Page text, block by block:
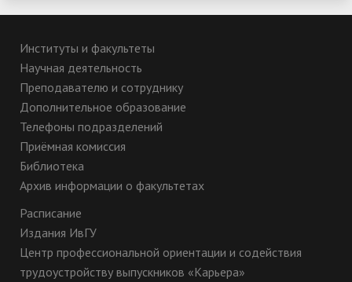
Институты и факультеты
Научная деятельность
Преподавателю и сотруднику
Дополнительное образование
Телефоны подразделений
Приёмная комиссия
Библиотека
Архив информации о факультетах
Расписание
Издания ИвГУ
Центр профессиональной ориентации и содействия
трудоустройству выпускников «Карьера»